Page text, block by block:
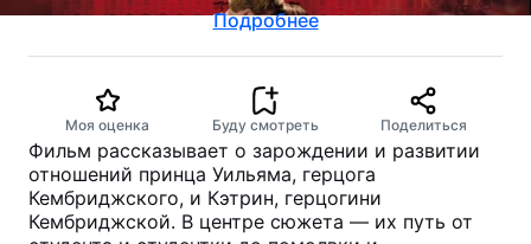
Подробнее
Моя оценка Буду смотреть Поделиться
Фильм рассказывает о зарождении и развитии
отношений принца Уильяма, герцога
Кембриджского, и Кэтрин, герцогини
Кембриджской. В центре сюжета — их путь от